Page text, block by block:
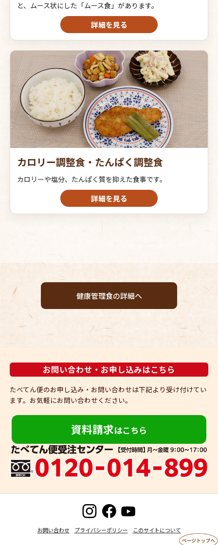
と、ムース状にした「ムース食」があります。
詳細を見る
カロリー調整食・たんぱく調整食
カロリーや塩分、たんぱく質を抑えた食事です。
詳細を見る
健康管理食の詳細へ
お問い合わせ・お申し込みはこちら
たべてん便のお申し込み・お問い合わせは下記より受け付けてい
ます。 お気軽にお問い合わせください。
資料請求はこちら
お問い合わせ プライバシーポリシー このサイトについて